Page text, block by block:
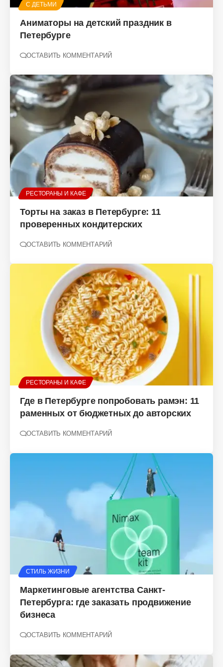
С ДЕТЬМИ
Аниматоры на детский праздник в
Петербурге
ОСТАВИТЬ КОММЕНТАРИЙ
РЕСТОРАНЫ И КАФЕ
Торты на заказ в Петербурге: 11
проверенных кондитерских
ОСТАВИТЬ КОММЕНТАРИЙ
РЕСТОРАНЫ И КАФЕ
Где в Петербурге попробовать рамэн: 11
раменных от бюджетных до авторских
ОСТАВИТЬ КОММЕНТАРИЙ
СТИЛЬ ЖИЗНИ
Маркетинговые агентства Санкт-
Петербурга: где заказать продвижение
бизнеса
ОСТАВИТЬ КОММЕНТАРИЙ